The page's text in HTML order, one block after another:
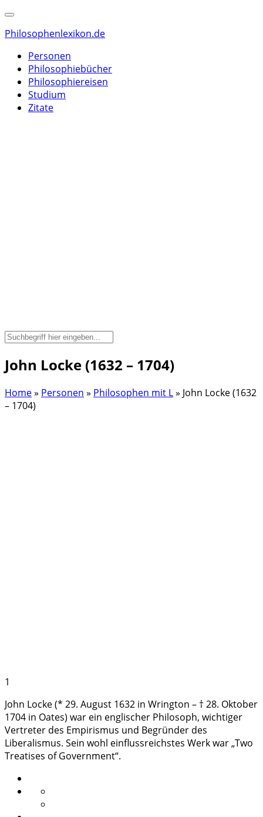
Philosophenlexikon.de
Personen
Philosophiebücher
Philosophiereisen
Studium
Zitate
John Locke (1632 – 1704)
Home» Personen » Philosophen mit L» John Locke (1632
– 1704)
1
John Locke (* 29. August 1632 in Wrington – † 28. Oktober
1704 in Oates) war ein englischer Philosoph, wichtiger
Vertreter des Empirismus und Begründer des
Liberalismus. Sein wohl einflussreichstes Werk war „Two
Treatises of Government“.